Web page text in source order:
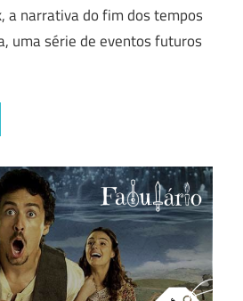
a narrativa do fim dos tempos
uma série de eventos futuros